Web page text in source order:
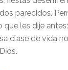
parecidos.
que les dije
clase de vida